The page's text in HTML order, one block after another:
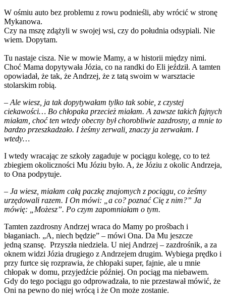
W ośmiu auto bez problemu z rowu podnieśli, aby wrócić w stronę
Mykanowa.
Czy na mszę zdążyli w swojej wsi, czy do południa odsypiali. Nie
wiem. Dopytam.
Tu nastaje cisza. Nie w mowie Mamy, a w historii między nimi.
Choć Mama dopytywała Józia, co na randki do Eli jeździł. A tamten
opowiadał, że tak, że Andrzej, że z tatą swoim w warsztacie
stolarskim robią.
– Ale wiesz, ja tak dopytywałam tylko tak sobie, z czystej
ciekawości… Bo chłopaka przecież miałam. A zawsze takich fajnych
miałam, choć ten wtedy obecny był chorobliwie zazdrosny, a mnie to
bardzo przeszkadzało. I żeśmy zerwali, znaczy ja zerwałam. I
wtedy…
I wtedy wracając ze szkoły zagaduje w pociągu kolegę, co to też
zbiegiem okoliczności Mu Józiu było. A, że Józiu z okolic Andrzeja,
to Ona podpytuje.
– Ja wiesz, miałam całą paczkę znajomych z pociągu, co żeśmy
urzędowali razem. I On mówi: „a co? poznać Cię z nim?” Ja
mówię: „Możesz”. Po czym zapomniałam o tym.
Tamten zazdrosny Andrzej wraca do Mamy po prośbach i
błaganiach. „A, niech będzie” – mówi Ona. Da Mu jeszcze
jedną szansę. Przyszła niedziela. U niej Andrzej – zazdrośnik, a za
oknem widzi Józia drugiego z Andrzejem drugim. Wybiega prędko i
przy furtce się rozprawia, że chłopaki super, fajnie, ale u mnie
chłopak w domu, przyjedźcie później. On pociąg ma niebawem.
Gdy do tego pociągu go odprowadzała, to nie przestawał mówić, że
Oni na pewno do niej wrócą i że On może zostanie.